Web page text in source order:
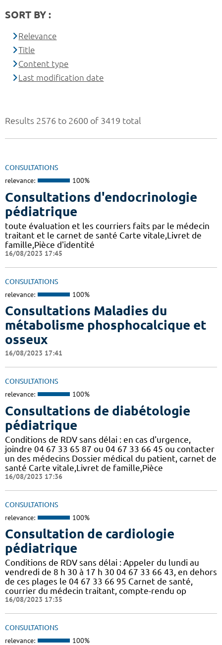
Results 2576 to 2600 of 3419 total
CONSULTATIONS
relevance: 100%
Consultations d'endocrinologie
pédiatrique
toute évaluation et les courriers faits par le médecin
traitant et le carnet de santé Carte vitale,Livret de
famille,Pièce d'identité
16/08/2023 17:45
CONSULTATIONS
relevance: 100%
Consultations Maladies du
métabolisme phosphocalcique et
osseux
16/08/2023 17:41
CONSULTATIONS
relevance: 100%
Consultations de diabétologie
pédiatrique
Conditions de RDV sans délai : en cas d'urgence,
joindre 04 67 33 65 87 ou 04 67 33 66 45 ou contacter
un des médecins Dossier médical du patient, carnet de
santé Carte vitale,Livret de famille,Pièce
16/08/2023 17:36
CONSULTATIONS
relevance: 100%
Consultation de cardiologie
pédiatrique
Conditions de RDV sans délai : Appeler du lundi au
vendredi de 8 h 30 à 17 h 30 04 67 33 66 43, en dehors
de ces plages le 04 67 33 66 95 Carnet de santé,
courrier du médecin traitant, compte-rendu op
16/08/2023 17:35
CONSULTATIONS
relevance: 100%
SORT BY :
Relevance
Title
Content type
Last modification date